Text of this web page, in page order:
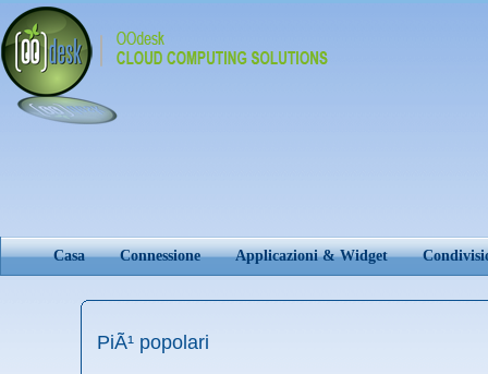
Casa Connessione Applicazioni & Widget
PiÃ¹ popolari